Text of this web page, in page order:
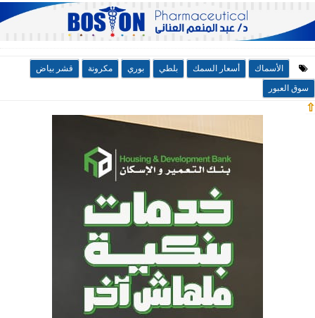
الأسماك أسعار السمك بلطي بوري مكرونة
قشر بياض
سوق العبور
⇧